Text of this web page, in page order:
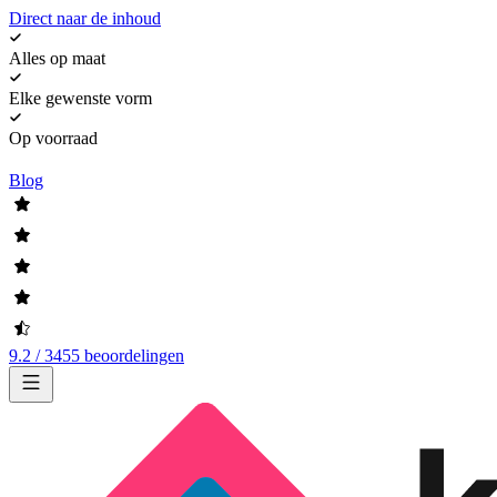
Direct naar de inhoud
Alles op maat
Elke gewenste vorm
Op voorraad
Blog
9.2 / 3455 beoordelingen